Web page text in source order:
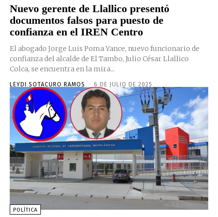
Nuevo gerente de Llallico presentó
documentos falsos para puesto de
confianza en el IREN Centro
El abogado Jorge Luis Poma Yance, nuevo funcionario de
confianza del alcalde de El Tambo, Julio César Llallico
Colca, se encuentra en la mira...
LEYDI SOTACURO RAMOS - 6 DE JULIO DE 2025
POLÍTICA